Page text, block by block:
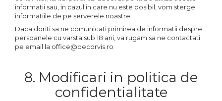
informatii sau, in cazul in care nu este posibil, vom sterge
informatiile de pe serverele noastre.
Daca doriti sa ne comunicati primirea de informatii despre
persoanele cu varsta sub 18 ani, va rugam sa ne contactati
pe email la office@decorvis.ro
8. Modificari in politica de
confidentialitate